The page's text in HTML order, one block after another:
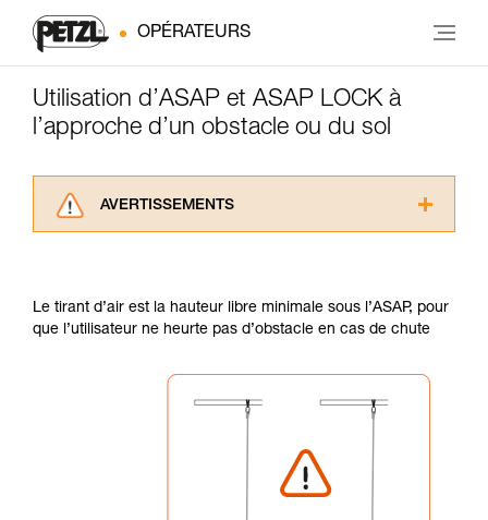
OPÉRATEURS
Utilisation d’ASAP et ASAP LOCK à
l’approche d’un obstacle ou du sol
AVERTISSEMENTS
informations de la notice technique pour
pouvoir comprendre ce complément
Maîtriser ces techniques nécessite une
formation et un entraînement spécifique. Validez
avec un professionnel votre capacité à refaire
de la reproduire en autonomie.
Nous donnons des exemples de techniques
Le tirant d’air est la hauteur libre minimale sous l’ASAP, pour
que l’utilisateur ne heurte pas d’obstacle en cas de chute